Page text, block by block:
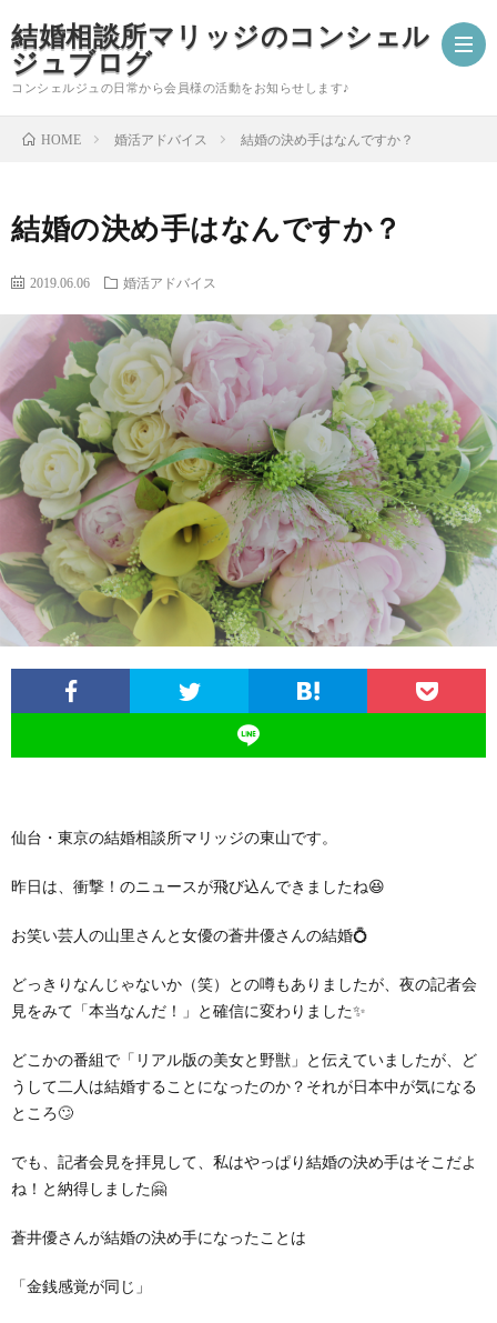
結婚相談所マリッジのコンシェル
ジュブログ
コンシェルジュの日常から会員様の活動をお知らせします♪
告
ド
バ
イ
ス
シ
ェ
ル
ジ
ュ
員
様
の
活
動
自
分
磨
き
講
HOME 婚活アドバイス 結婚の決め手はなんですか？
結婚の決め手はなんですか？
2019.06.06 婚活アドバイス
仙台・東京の結婚相談所マリッジの東山です。
昨日は、衝撃！のニュースが飛び込んできましたね😆
お笑い芸人の山里さんと女優の蒼井優さんの結婚💍
どっきりなんじゃないか（笑）との噂もありましたが、夜の記者会
見をみて「本当なんだ！」と確信に変わりました✨
どこかの番組で「リアル版の美女と野獣」と伝えていましたが、ど
うして二人は結婚することになったのか？それが日本中が気になる
ところ🙄
でも、記者会見を拝見して、私はやっぱり結婚の決め手はそこだよ
ね！と納得しました🤗
蒼井優さんが結婚の決め手になったことは
「金銭感覚が同じ」